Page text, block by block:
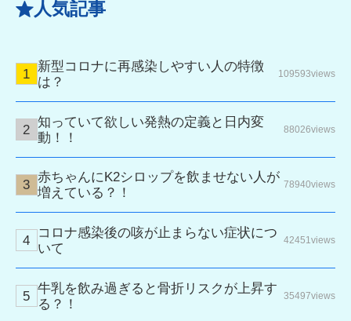
人気記事
新型コロナに再感染しやすい人の特徴
は？
109593views
知っていて欲しい発熱の定義と日内変
動！！
88026views
赤ちゃんにK2シロップを飲ませない人が
増えている？！
78940views
コロナ感染後の咳が止まらない症状につ
いて
42451views
牛乳を飲み過ぎると骨折リスクが上昇す
る？！
35497views